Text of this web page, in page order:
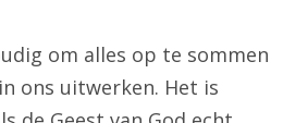
om alles op te sommen
ons uitwerken. Het is